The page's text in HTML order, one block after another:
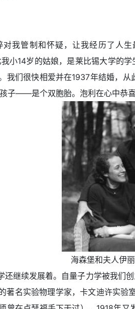
我管制和怀疑，让我经历了人
小14岁的姑娘，是莱比锡大学的
我们很快相爱并在1937年结婚，
子——是个双胞胎。泡利在心中恭
海森堡和夫人伊
继续发展着。自量子力学被我们
著名实验物理学家，卡文迪许实